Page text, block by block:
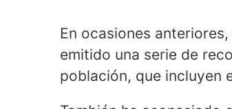
En ocasiones
emitido una serie de
población, que incluyen